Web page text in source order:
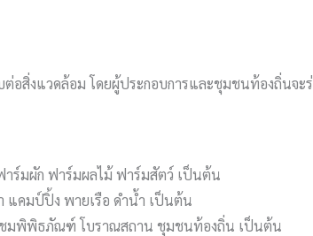
อสิ่งแวดล้อม โดยผู้ประกอบการและชุมชนท้องถิ่น
าร์มผัก ฟาร์มผลไม้ ฟาร์มสัตว์ เป็นต้น
แคมป์ปิ้ง พายเรือ ดำน้ำ เป็นต้น
ชมพิพิธภัณฑ์ โบราณสถาน ชุมชนท้องถิ่น เป็นต้น